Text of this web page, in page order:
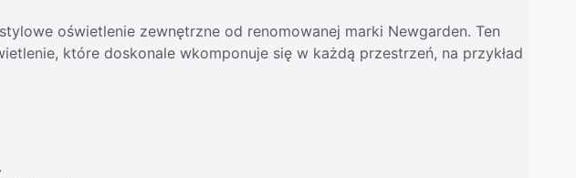
oświetlenie zewnętrzne od renomowanej marki Newgarden. Ten
które doskonale wkomponuje się w każdą przestrzeń, na przykład